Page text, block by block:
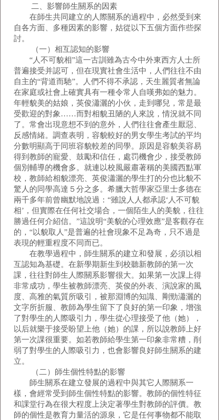
二、影響師生關系的因素
在師生共同建立的人際關系的過程中，必然受到來
自各方面、多種因素的影響，姑從以下五個方面作些探
討。
（一）相互認知的影響
“人不可貌相”這一古訓雖為古今中外東西方人士所
普遍接受并認可，但在現實社會生活中，人們往往不由
自主的“背道而馳”。人們不得不承認，天生麗質者無論
在家庭或社會上確實具有一種令常人自嘆弗如的魅力。
年輕貌美的姑娘，英俊瀟灑的小伙，走到哪兒，常是最
受歡迎的對象……而對相貌丑陋的人來說，情況就不同
了。常會出現意想不到的意外，人們往往會產生厭惡、
反感情緒。調查表明，容貌較好的男女學生考試的平均
分數明顯高于同班容貌較差的同學。原因是容貌美容易
得到教師的寵愛、鼓勵和信任，處罚機會少，接受教師
個別輔導的機會多。就連以校風嚴肅著稱的美國西點軍
校，教師給相貌漂亮、英俊瀟灑的學生打的分也比貌不
驚人的同學高達５分之多。希臘大哲學家亞里士多德在
兩千多年前曾幽默地說過：“雖說人人都承認‘人不可貌
相’，但實際在任何社交場合，一個陌生人的美貌，往往
勝過任何介紹信。”這說明“美貌的心理效應”是客觀存在
的，“以貌取人”是普遍的社會現象不足為奇，只不過是
表現的輕重程度不同而已。
在教學過程中，師生關系的建立和發展，必須以相
互認知為基礎。在新學期新生到校聽新教師的第一次
課，往往對師生人際關系影響很大。如果第一次課上得
非常成功，學生被教師漂亮、英俊的外表、演說家的風
度、高雅的氣質所吸引，被那淵博的知識、剛勁瀟灑的
文字所折服、教師為學生留下了良好的第一印象，增強
了對學生的人際吸引力，學生從心理接受了他（她），
以后就樂于接受盼望上他（她）的課，所以說教師上好
第一次課很重要。如若教師給學生第一印象非常糟，削
弱了對學生的人際吸引力，也會影響良好師生關系的建
立。
（二）師生個性特點的影響
師生關系在建立發展的過程中與其它人際關系一
樣，會經常受到師生個性特點的影響。教師的個性特征
和課堂行為在很大程度上決定著學生對教師的評價。教
師的個性是教育力量活的源泉，它是任何事物都不能取